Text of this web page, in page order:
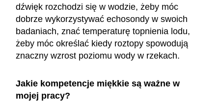
dźwięk rozchodzi się w wodzie, żeby móc
dobrze wykorzystywać echosondy w swoich
badaniach, znać temperaturę topnienia lodu,
żeby móc określać kiedy roztopy spowodują
znaczny wzrost poziomu wody w rzekach.
Jakie kompetencje miękkie są ważne w
mojej pracy?